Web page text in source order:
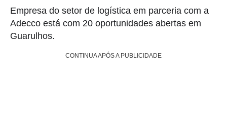
Empresa do setor de logística em parceria com a
Adecco está com 20 oportunidades abertas em
Guarulhos.
CONTINUA APÓS A PUBLICIDADE